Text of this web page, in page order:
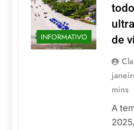
INFORMATIVO
de
mins
A